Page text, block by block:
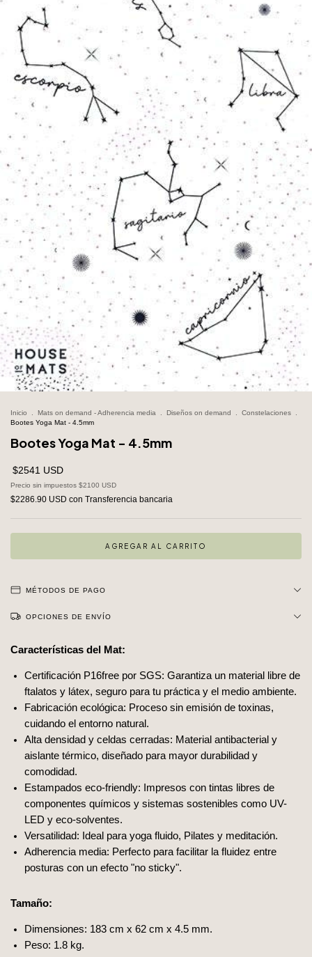
Inicio . Mats on demand - Adherencia media . Diseños on demand . Constelaciones
.
Bootes Yoga Mat - 4.5mm
Bootes Yoga Mat - 4.5mm
$2541 USD
Precio sin impuestos $2100 USD
$2286.90 USD con Transferencia bancaria
MÉTODOS DE PAGO
OPCIONES DE ENVÍO
Características del Mat:
Certificación P16free por SGS: Garantiza un material libre de
ftalatos y látex, seguro para tu práctica y el medio ambiente.
Fabricación ecológica: Proceso sin emisión de toxinas,
cuidando el entorno natural.
Alta densidad y celdas cerradas: Material antibacterial y
aislante térmico, diseñado para mayor durabilidad y
comodidad.
Estampados eco-friendly: Impresos con tintas libres de
componentes químicos y sistemas sostenibles como UV-
LED y eco-solventes.
Versatilidad: Ideal para yoga fluido, Pilates y meditación.
Adherencia media: Perfecto para facilitar la fluidez entre
posturas con un efecto "no sticky".
Tamaño:
Dimensiones: 183 cm x 62 cm x 4.5 mm.
Peso: 1.8 kg.